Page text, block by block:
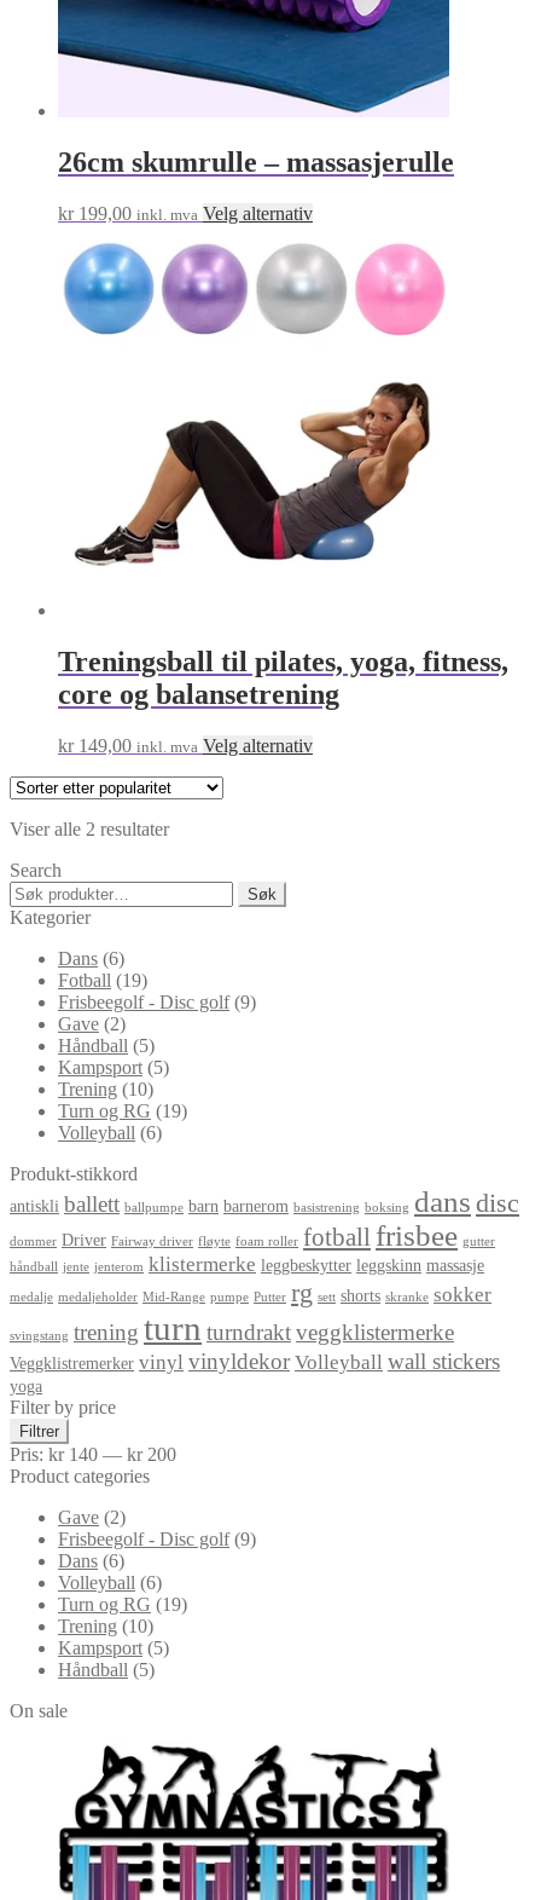
26cm skumrulle – massasjerulle
kr199,00 inkl. mva Velg alternativDette
har
flere
varianter.
Alternativene
produktsiden
Treningsball til pilates, yoga, fitness,
core og balansetrening
kr149,00 inkl. mva Velg alternativDette
Viser alle 2 resultaterSortert
Search
Søk
etter:
Søk
Kategorier
Dans (6)
Fotball (19)
Frisbeegolf - Disc golf (9)
Gave (2)
Håndball (5)
Kampsport (5)
Trening (10)
Turn og RG (19)
Volleyball (6)
Produkt-stikkord
antiskli ballett ballpumpe barn barnerom basistrening boksing dans disc
dommer Driver Fairway driver fløyte foam roller fotball frisbee gutter
håndball jente jenterom klistermerke leggbeskytter leggskinn massasje
medalje medaljeholder Mid-Range pumpe Putter rg sett shorts skranke sokker
svingstang trening turn turndraktveggklistermerke
Veggklistremerker vinyl vinyldekor Volleyball wall stickers
yoga
Filter by price
Min.
pris
Makspris
Filtrer
Pris: kr 140 — kr 200
Product categories
Gave (2)
Frisbeegolf - Disc golf (9)
Dans (6)
Volleyball (6)
Turn og RG (19)
Trening (10)
Kampsport (5)
Håndball (5)
On sale